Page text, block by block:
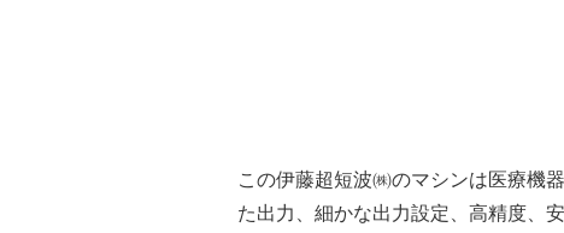
この伊藤超短波㈱のマシンは医療機
た出力、細かな出力設定、高精度、